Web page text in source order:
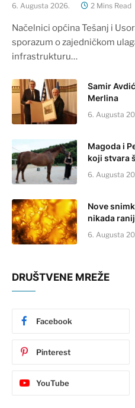
6. Augusta 2026. 2 Mins Read
Načelnici općina Tešanj i
sporazum o zajedničkom
infrastrukturu…
Samir
Merlina
6. Augusta
Magoda i
koji stvara
6. Augusta
Nove
nikada
6. Augusta
DRUŠTVENE MREŽE
Facebook
Pinterest
YouTube